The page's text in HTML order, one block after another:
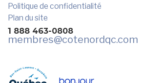
Politique de confidentialité
Plan du site
1 888 463-0808
membres@cotenordqc.com